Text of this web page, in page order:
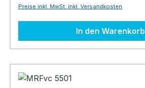
Preise inkl. MwSt. inkl. Versandkosten
In den Warenkorb